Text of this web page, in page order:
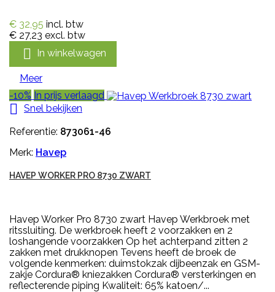
€ 32,95 incl. btw
€ 27,23 excl. btw
 In winkelwagen
Meer
-10% In prijs verlaagd
 Snel bekijken
Referentie: 873061-46
Merk: Havep
HAVEP WORKER PRO 8730 ZWART
Havep Worker Pro 8730 zwart Havep Werkbroek met
ritssluiting. De werkbroek heeft 2 voorzakken en 2
loshangende voorzakken Op het achterpand zitten 2
zakken met drukknopen Tevens heeft de broek de
volgende kenmerken: duimstokzak dijbeenzak en GSM-
zakje Cordura® kniezakken Cordura® versterkingen en
reflecterende piping Kwaliteit: 65% katoen/...